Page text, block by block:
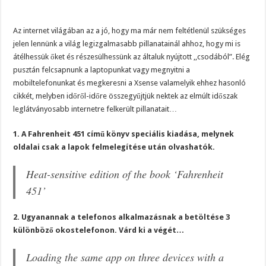
Az internet világában az a jó, hogy ma már nem feltétlenül szükséges
jelen lennünk a világ legizgalmasabb pillanatainál ahhoz, hogy mi is
átélhessük őket és részesülhessünk az általuk nyújtott ,,csodából”. Elég
pusztán felcsapnunk a laptopunkat vagy megnyitni a
mobiltelefonunkat és megkeresni a Xsense valamelyik ehhez hasonló
cikkét, melyben időről-időre összegyűjtjük nektek az elmúlt időszak
leglátványosabb internetre felkerült pillanatait…
1. A Fahrenheit 451 című könyv speciális kiadása, melynek
oldalai csak a lapok felmelegítése után olvashatók.
Heat-sensitive edition of the book ‘Fahrenheit
451’
2. Ugyanannak a telefonos alkalmazásnak a betöltése 3
különböző okostelefonon. Várd ki a végét…
Loading the same app on three devices with a